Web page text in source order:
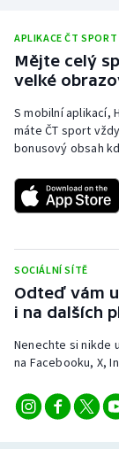
APLIKACE ČT SPORT
Mějte celý
velké
S mobilní aplikací,
máte ČT sport
bonusový obsah
SOCIÁLNÍ SÍTĚ
Odteď vám
i na dalších
Nenechte si nikde
na Facebooku, X,